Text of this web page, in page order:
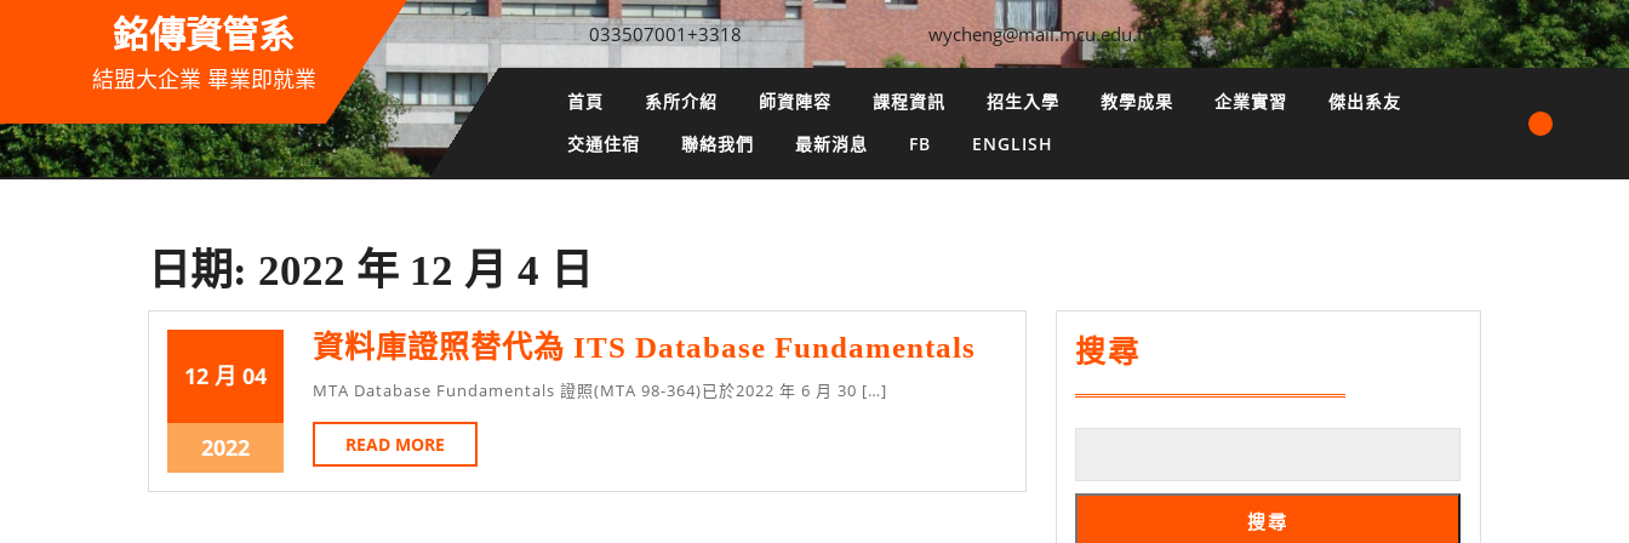
銘傳資管系
結盟大企業 畢業即就業
033507001+3318 wycheng@mail.mcu.edu.tw
首頁 系所介紹 師資陣容 課程資訊 招生入學 教學成果 企業實習
傑出系友
交通住宿
聯絡我們 最新消息 FB ENGLISH
日期: 2022 年 12 月 4 日
12 月 2022
12
月
042022
月
20222022
年
資料庫證照替代為 ITS Database Fundamentals
照
MTA Database Fundamentals 證照(MTA 98-364)已於2022 年 6 月 30 […]
READ MOREREAD
MORE
搜尋
搜尋